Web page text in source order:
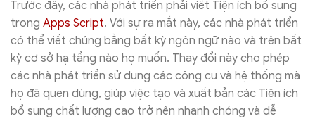
Trước đây, các nhà phát triển phải viết Tiện ích bổ sung
trong Apps Script. Với sự ra mắt này, các nhà phát triển
có thể viết chúng bằng bất kỳ ngôn ngữ nào và trên bất
kỳ cơ sở hạ tầng nào họ muốn. Thay đổi này cho phép
các nhà phát triển sử dụng các công cụ và hệ thống mà
họ đã quen dùng, giúp việc tạo và xuất bản các Tiện ích
bổ sung chất lượng cao trở nên nhanh chóng và dễ